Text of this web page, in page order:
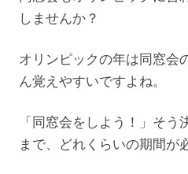
しませんか？
オリンピックの年は同窓会
ん覚えやすいですよね。
「同窓会をしよう！」そ
まで、どれくらいの期間が